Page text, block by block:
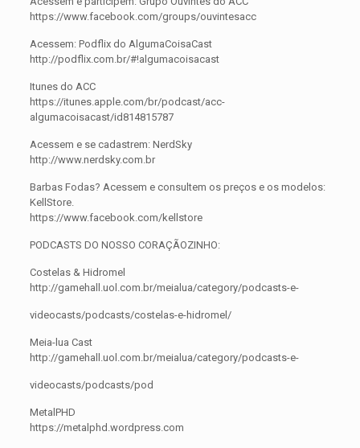
https://www.facebook.com/groups/ouvintesacc
Acessem: Podflix do AlgumaCoisaCast
http://podflix.com.br/#!algumacoisacast
Itunes do ACC
https://itunes.apple.com/br/podcast/acc-
algumacoisacast/id814815787
Acessem e se cadastrem: NerdSky
http://www.nerdsky.com.br
Barbas Fodas? Acessem e consultem os preços e os modelos:
KellStore.
https://www.facebook.com/kellstore
PODCASTS DO NOSSO CORAÇÃOZINHO:
Costelas & Hidromel
http://gamehall.uol.com.br/meialua/category/podcasts-e-
videocasts/podcasts/costelas-e-hidromel/
Meia-lua Cast
http://gamehall.uol.com.br/meialua/category/podcasts-e-
videocasts/podcasts/pod
MetalPHD
https://metalphd.wordpress.com